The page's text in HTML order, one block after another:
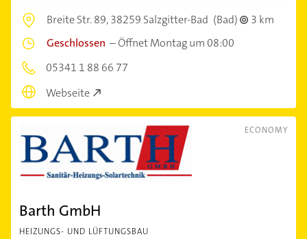
Breite Str. 89,38259 Salzgitter-Bad (Bad)
3 km
Geschlossen –Öffnet Montag um 08:00
05341 1 88 66 77
Webseite
ECONOMY
Barth GmbH
HEIZUNGS- UND LÜFTUNGSBAU